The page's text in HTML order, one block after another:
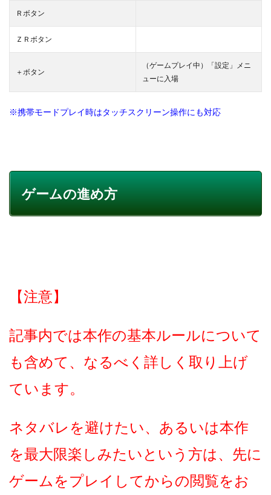
Ｒボタン
ＺＲボタン
＋ボタン
（ゲームプレイ中）「設定」メニ
ューに入場
※携帯モードプレイ時はタッチスクリーン操作にも対応
ゲームの進め方
【注意】
記事内では本作の基本ルールについて
も含めて、なるべく詳しく取り上げ
ています。
ネタバレを避けたい、あるいは本作
を最大限楽しみたいという方は、先に
ゲームをプレイしてからの閲覧をお